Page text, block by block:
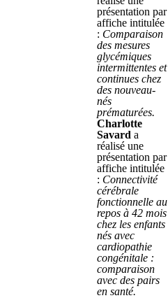
présentation par
affiche intitulée
: Comparaison
des mesures
glycémiques
intermittentes et
continues chez
des nouveau-
nés
prématurées.
Charlotte
Savard a
réalisé une
présentation par
affiche intitulée
: Connectivité
cérébrale
fonctionnelle au
repos à 42 mois
chez les enfants
nés avec
cardiopathie
congénitale :
comparaison
avec des pairs
en santé.